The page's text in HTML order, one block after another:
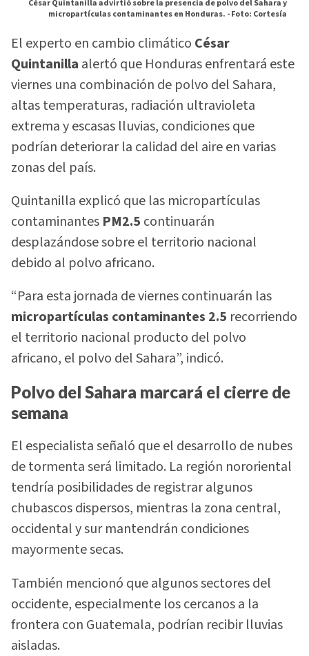
César Quintanilla advirtió sobre la presencia de polvo del Sahara y
micropartículas contaminantes en Honduras. -Foto: Cortesía
El experto en cambio climático César
Quintanilla alertó que Honduras enfrentará este
viernes una combinación de polvo del Sahara,
altas temperaturas, radiación ultravioleta
extrema y escasas lluvias, condiciones que
podrían deteriorar la calidad del aire en varias
zonas del país.
Quintanilla explicó que las micropartículas
contaminantes PM2.5 continuarán
desplazándose sobre el territorio nacional
debido al polvo africano.
“Para esta jornada de viernes continuarán las
micropartículas contaminantes 2.5 recorriendo
el territorio nacional producto del polvo
africano, el polvo del Sahara”, indicó.
Polvo del Sahara marcará el cierre de
semana
El especialista señaló que el desarrollo de nubes
de tormenta será limitado. La región nororiental
tendría posibilidades de registrar algunos
chubascos dispersos, mientras la zona central,
occidental y sur mantendrán condiciones
mayormente secas.
También mencionó que algunos sectores del
occidente, especialmente los cercanos a la
frontera con Guatemala, podrían recibir lluvias
aisladas.